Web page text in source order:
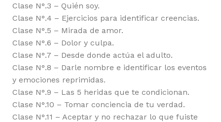
Clase N°.3 – Quién soy.
Clase N°.4 – Ejercicios para identificar creencias.
Clase N°.5 – Mirada de amor.
Clase N°.6 – Dolor y culpa.
Clase N°.7 – Desde donde actúa el adulto.
Clase N°.8 – Darle nombre e identificar los eventos
y emociones reprimidas.
Clase N°.9 – Las 5 heridas que te condicionan.
Clase N°.10 – Tomar conciencia de tu verdad.
Clase N°.11 – Aceptar y no rechazar lo que fuiste